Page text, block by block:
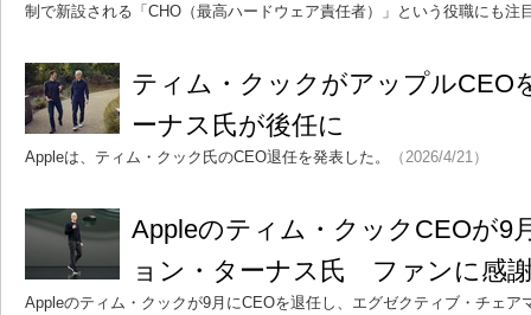
制で新設される「CHO（最高ハードウェア責任者）」という役職にも注
ティム・クックがアップル
ーナス氏が後任に
Appleは、ティム・クック氏のCEO退任を発表した。 （2026/4/21）
Appleのティム・クックCEOが
ョン・ターナス氏 ファンに感
Appleのティム・クックが9月にCEOを退任し、エグゼクティブ・チェア